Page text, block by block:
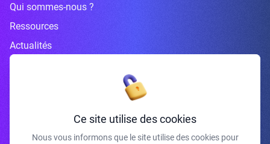
Qui sommes-nous ?
Ressources
Actualités
Inscrivez-vous à la newsletter
Ce site utilise des cookies
Nous vous informons que le site utilise des cookies pour